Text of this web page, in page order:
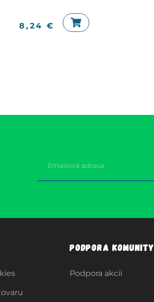
8,24 €
Podpora komunity
Podpora akcií